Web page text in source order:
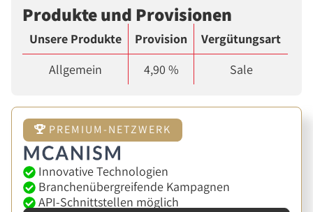
Produkte und Provisionen
Unsere Produkte Provision
Vergütungsart
Allgemein
4,90 % Sale
PREMIUM-NETZWERK
Innovative Technologien
Branchenübergreifende Kampagnen
API-Schnittstellen möglich